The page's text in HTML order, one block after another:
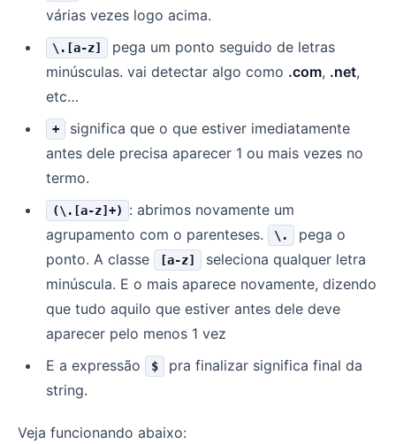
várias vezes logo acima.
\.[a-z]
pega um ponto seguido de letras
minúsculas. vai detectar algo como .com, .net,
etc…
+
significa que o que estiver imediatamente
antes dele precisa aparecer 1 ou mais vezes no
termo.
(\.[a-z]+)
: abrimos novamente um
agrupamento com o parenteses.
\.
pega o
ponto. A classe
[a-z]
seleciona qualquer letra
minúscula. E o mais aparece novamente, dizendo
que tudo aquilo que estiver antes dele deve
aparecer pelo menos 1 vez
E a expressão
$
pra finalizar significa final da
string.
Veja funcionando abaixo: